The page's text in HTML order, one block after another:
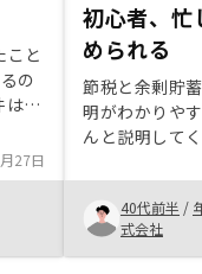
こと
の
は早
と思
27日
初心者、忙
められる
節税と余剰貯
明がわかりや
んと説明して
を取られてい
いことは色々
れる）ので、
には楽。
40代前半 /
式会社